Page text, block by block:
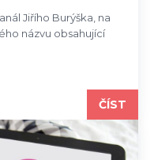
Jiřího Burýška, na
názvu obsahující
ČÍST